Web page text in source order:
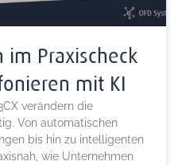
im Praxischeck
mit KI
verändern die
Von automatischen
bis hin zu intelligenten
wie Unternehmen